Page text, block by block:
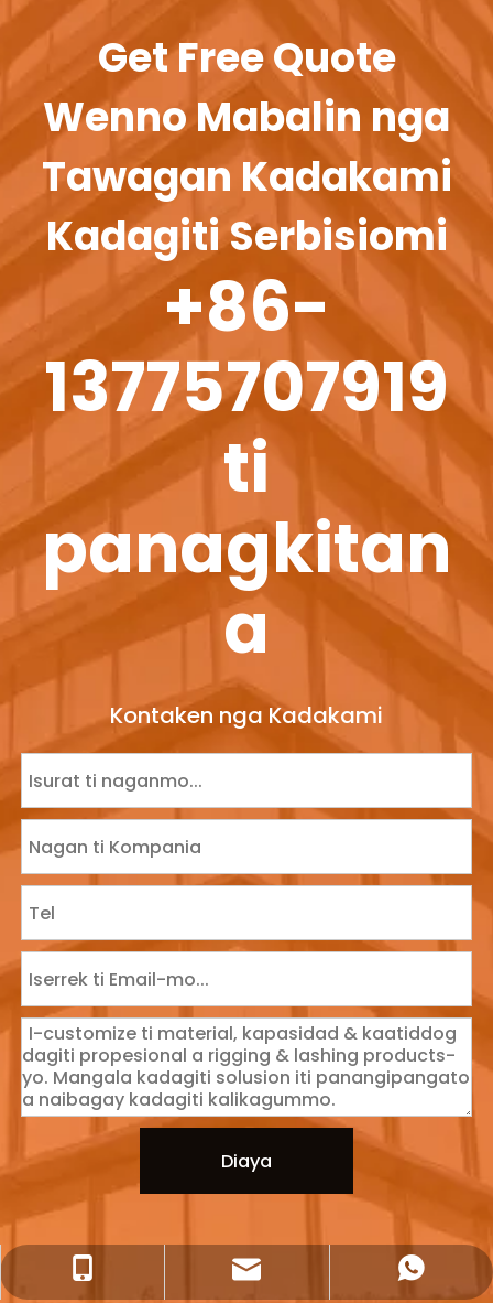
Get Free Quote
Wenno Mabalin nga
Tawagan Kadakami
Kadagiti Serbisiomi
+86-
13775707919
ti
panagkitan
a
Kontaken nga Kadakami
Diaya
+86 13775707919 ti panagkitana
paglakuan@lishenflex.com
+86 137 7570 ti 7919